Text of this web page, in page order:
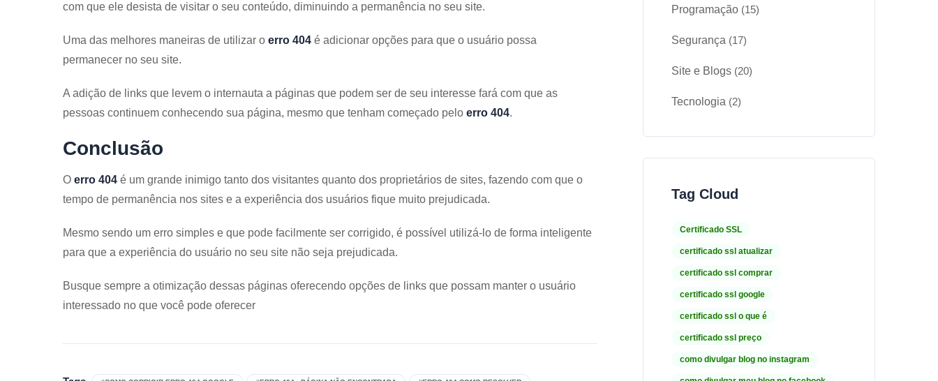
com que ele desista de visitar o seu conteúdo, diminuindo a permanência no seu site.
Uma das melhores maneiras de utilizar o erro 404 é adicionar opções para que o usuário possa
permanecer no seu site.
A adição de links que levem o internauta a páginas que podem ser de seu interesse fará com que as
pessoas continuem conhecendo sua página, mesmo que tenham começado pelo erro 404.
Conclusão
O erro 404 é um grande inimigo tanto dos visitantes quanto dos proprietários de sites, fazendo com que o
tempo de permanência nos sites e a experiência dos usuários fique muito prejudicada.
Mesmo sendo um erro simples e que pode facilmente ser corrigido, é possível utilizá-lo de forma inteligente
para que a experiência do usuário no seu site não seja prejudicada.
Busque sempre a otimização dessas páginas oferecendo opções de links que possam manter o usuário
interessado no que você pode oferecer
Programação (15)
Segurança (17)
Site e Blogs (20)
Tecnologia (2)
Tag Cloud
Certificado SSL
certificado ssl atualizar
certificado ssl comprar
certificado ssl google
certificado ssl o que é
certificado ssl preço
como divulgar blog no instagram